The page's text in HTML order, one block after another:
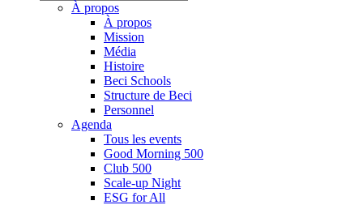
À propos
À propos
Mission
Média
Histoire
Beci Schools
Structure de Beci
Personnel
Agenda
Tous les events
Good Morning 500
Club 500
Scale-up Night
ESG for All